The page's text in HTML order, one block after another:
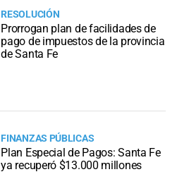
RESOLUCIÓN
Prorrogan plan de facilidades de
pago de impuestos de la provincia
de Santa Fe
FINANZAS PÚBLICAS
Plan Especial de Pagos: Santa Fe
ya recuperó $13.000 millones